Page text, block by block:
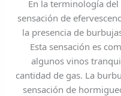
En la terminología
sensación de
la presencia de
Esta sensación es
algunos vinos
cantidad de gas. La
sensación de